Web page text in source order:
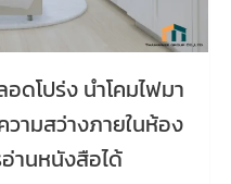
ดโปร่ง นำโคมไฟมา
วามสว่างภายในห้อง
อ่านหนังสือได้